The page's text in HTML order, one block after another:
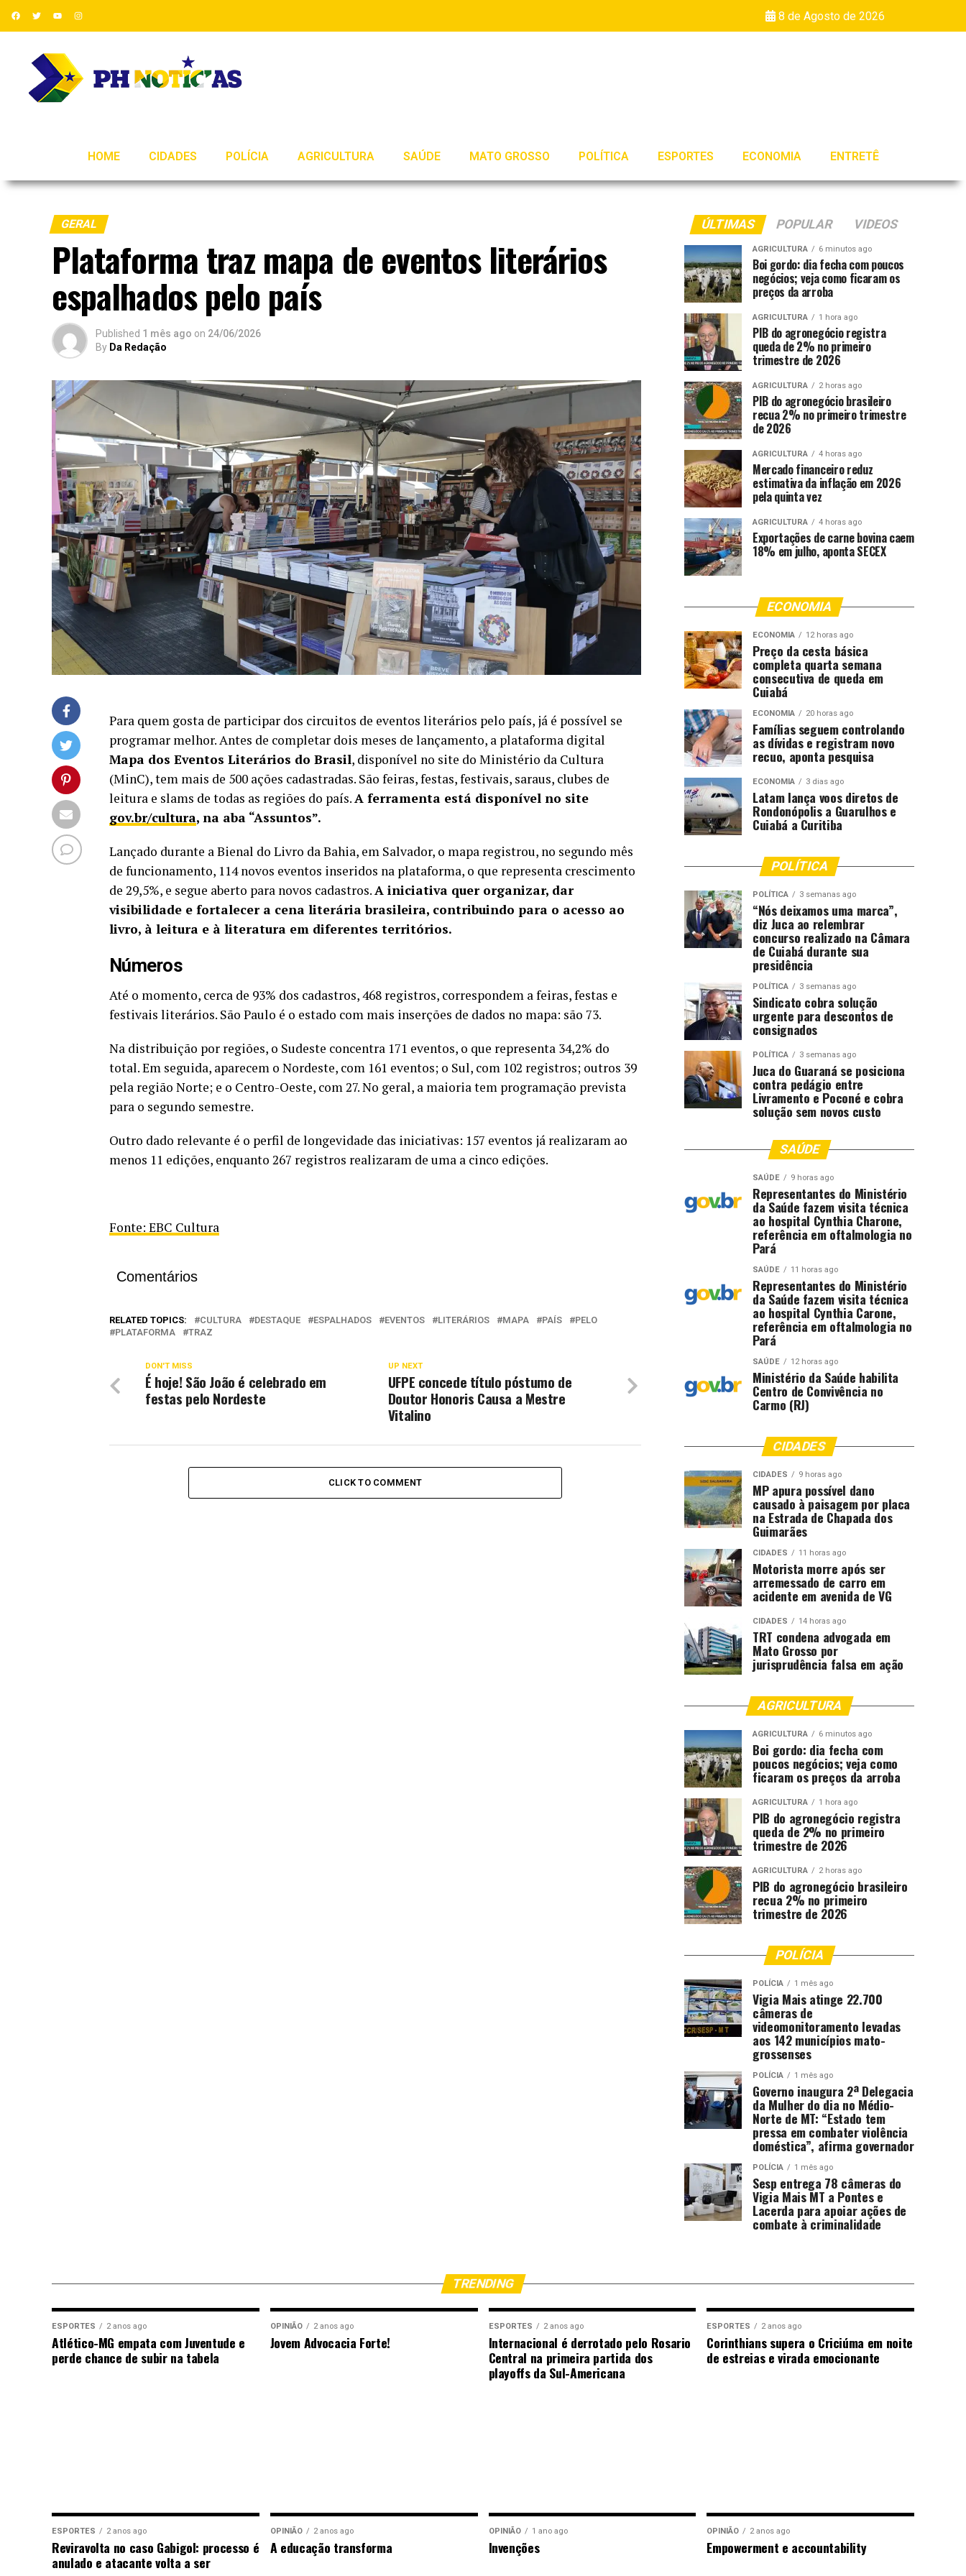
8 de Agosto de 2026
HOME CIDADES POLÍCIA AGRICULTURA SAÚDE MATO GROSSO POLÍTICA ESPORTES ECONOMIA ENTRETÊ
GERAL
Plataforma traz mapa de eventos literários
espalhados pelo país
Published 1 mês ago on 24/06/2026
By Da Redação
Para quem gosta de participar dos circuitos de eventos literários pelo país, já é possível se
programar melhor. Antes de completar dois meses de lançamento, a plataforma digital
Mapa dos Eventos Literários do Brasil, disponível no site do Ministério da Cultura
(MinC), tem mais de 500 ações cadastradas. São feiras, festas, festivais, saraus, clubes de
leitura e slams de todas as regiões do país.A ferramenta está disponível no site
gov.br/cultura, na aba “Assuntos”.
Lançado durante a Bienal do Livro da Bahia, em Salvador, o mapa registrou, no segundo mês
de funcionamento, 114 novos eventos inseridos na plataforma, o que representa crescimento
de 29,5%, e segue aberto para novos cadastros.A iniciativa quer organizar, dar
visibilidade e fortalecer a cena literária brasileira, contribuindo para o acesso ao
livro, à leitura e à literatura em diferentes territórios.
Números
Até o momento, cerca de 93% dos cadastros, 468 registros, correspondem a feiras, festas e
festivais literários. São Paulo é o estado com mais inserções de dados no mapa: são 73.
Na distribuição por regiões, o Sudeste concentra 171 eventos, o que representa 34,2% do
total. Em seguida, aparecem o Nordeste, com 161 eventos; o Sul, com 102 registros; outros 39
pela região Norte; e o Centro-Oeste, com 27. No geral, a maioria tem programação prevista
para o segundo semestre.
Outro dado relevante é o perfil de longevidade das iniciativas: 157 eventos já realizaram ao
menos 11 edições, enquanto 267 registros realizaram de uma a cinco edições.
Fonte: EBC Cultura
Comentários
RELATED TOPICS: CULTURA DESTAQUE ESPALHADOS EVENTOS LITERÁRIOS MAPA PAÍS
PELO
PLATAFORMA
TRAZ
UP NEXT
UFPE concede título póstumo de
Doutor Honoris Causa a Mestre
Vitalino
DON'T MISS
É hoje! São João é celebrado em
festas pelo Nordeste
CLICK TO COMMENT
ÚLTIMAS POPULAR VIDEOS
AGRICULTURA 6 minutos ago
Boi gordo: dia fecha com poucos
negócios; veja como ficaram os
preços da arroba
AGRICULTURA 1 hora ago
PIB do agronegócio registra
queda de 2% no primeiro
trimestre de 2026
AGRICULTURA 2 horas ago
PIB do agronegócio brasileiro
recua 2% no primeiro trimestre
de 2026
AGRICULTURA 4 horas ago
Mercado financeiro reduz
estimativa da inflação em 2026
pela quinta vez
AGRICULTURA 4 horas ago
Exportações de carne bovina caem
18% em julho, aponta SECEX
ECONOMIA
ECONOMIA 12 horas ago
Preço da cesta básica
completa quarta semana
consecutiva de queda em
Cuiabá
ECONOMIA 20 horas ago
Famílias seguem controlando
as dívidas e registram novo
recuo, aponta pesquisa
ECONOMIA 3 dias ago
Latam lança voos diretos de
Rondonópolis a Guarulhos e
Cuiabá a Curitiba
POLÍTICA
POLÍTICA 3 semanas ago
“Nós deixamos uma marca”,
diz Juca ao relembrar
concurso realizado na Câmara
de Cuiabá durante sua
presidência
POLÍTICA 3 semanas ago
Sindicato cobra solução
urgente para descontos de
consignados
POLÍTICA 3 semanas ago
Juca do Guaraná se posiciona
contra pedágio entre
Livramento e Poconé e cobra
solução sem novos custo
SAÚDE
SAÚDE 9 horas ago
Representantes do Ministério
da Saúde fazem visita técnica
ao hospital Cynthia Charone,
referência em oftalmologia no
Pará
SAÚDE 11 horas ago
Representantes do Ministério
da Saúde fazem visita técnica
ao hospital Cynthia Carone,
referência em oftalmologia no
Pará
SAÚDE 12 horas ago
Ministério da Saúde habilita
Centro de Convivência no
Carmo (RJ)
CIDADES
CIDADES 9 horas ago
MP apura possível dano
causado à paisagem por placa
na Estrada de Chapada dos
Guimarães
CIDADES 11 horas ago
Motorista morre após ser
arremessado de carro em
acidente em avenida de VG
CIDADES 14 horas ago
TRT condena advogada em
Mato Grosso por
jurisprudência falsa em ação
AGRICULTURA
AGRICULTURA 6 minutos ago
Boi gordo: dia fecha com
poucos negócios; veja como
ficaram os preços da arroba
AGRICULTURA 1 hora ago
PIB do agronegócio registra
queda de 2% no primeiro
trimestre de 2026
AGRICULTURA 2 horas ago
PIB do agronegócio brasileiro
recua 2% no primeiro
trimestre de 2026
POLÍCIA
POLÍCIA 1 mês ago
Vigia Mais atinge 22.700
câmeras de
videomonitoramento levadas
aos 142 municípios mato-
grossenses
POLÍCIA 1 mês ago
Governo inaugura 2ª Delegacia
da Mulher do dia no Médio-
Norte de MT: “Estado tem
pressa em combater violência
doméstica”, afirma governador
POLÍCIA 1 mês ago
Sesp entrega 78 câmeras do
Vigia Mais MT a Pontes e
Lacerda para apoiar ações de
combate à criminalidade
TRENDING
ESPORTES 2 anos ago
Atlético-MG empata com Juventude e
perde chance de subir na tabela
OPINIÃO 2 anos ago
Jovem Advocacia Forte!
ESPORTES 2 anos ago
Internacional é derrotado pelo Rosario
Central na primeira partida dos
playoffs da Sul-Americana
ESPORTES 2 anos ago
Corinthians supera o Criciúma em noite
de estreias e virada emocionante
ESPORTES 2 anos ago
Reviravolta no caso Gabigol: processo é
anulado e atacante volta a ser
OPINIÃO 2 anos ago
A educação transforma
OPINIÃO 1 ano ago
Invenções
OPINIÃO 2 anos ago
Empowerment e accountability